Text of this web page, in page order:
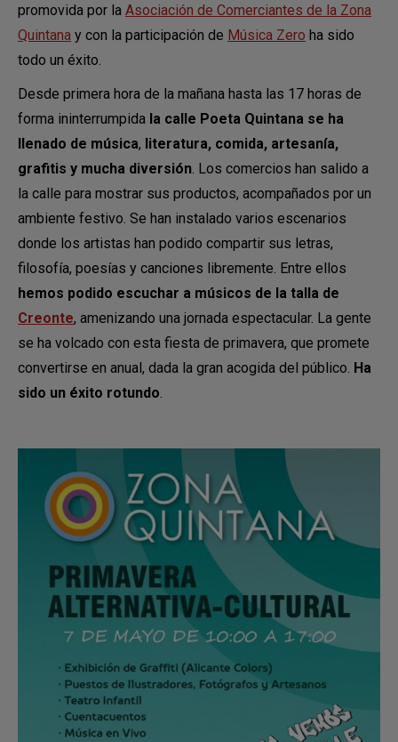
promovida por la Asociación de Comerciantes de la Zona
Quintana y con la participación de Música Zero ha sido
todo un éxito.
Desde primera hora de la mañana hasta las 17 horas de
forma ininterrumpida la calle Poeta Quintana se ha
llenado de música, literatura, comida, artesanía,
grafitis y mucha diversión. Los comercios han salido a
la calle para mostrar sus productos, acompañados por un
ambiente festivo. Se han instalado varios escenarios
donde los artistas han podido compartir sus letras,
filosofía, poesías y canciones libremente. Entre ellos
hemos podido escuchar a músicos de la talla de
Creonte, amenizando una jornada espectacular. La gente
se ha volcado con esta fiesta de primavera, que promete
convertirse en anual, dada la gran acogida del público. Ha
sido un éxito rotundo.